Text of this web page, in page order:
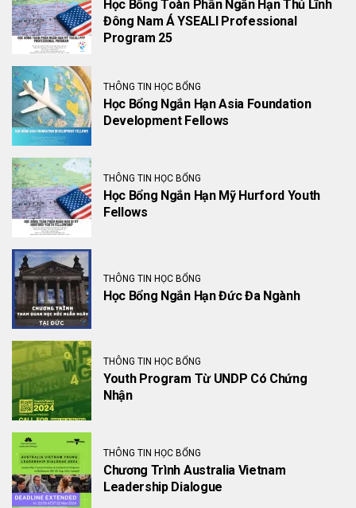
Học Bổng Toàn Phần Ngắn Hạn Thủ Lĩnh
Đông Nam Á YSEALI Professional
Program 25
THÔNG TIN HỌC BỔNG
Học Bổng Ngắn Hạn Asia Foundation
Development Fellows
THÔNG TIN HỌC BỔNG
Học Bổng Ngắn Hạn Mỹ Hurford Youth
Fellows
THÔNG TIN HỌC BỔNG
Học Bổng Ngắn Hạn Đức Đa Ngành
THÔNG TIN HỌC BỔNG
Youth Program Từ UNDP Có Chứng
Nhận
THÔNG TIN HỌC BỔNG
Chương Trình Australia Vietnam
Leadership Dialogue